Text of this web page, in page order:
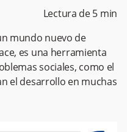
Lectura de5 min
mundo nuevo de
es una herramienta
sociales, como el
el desarrollo en muchas